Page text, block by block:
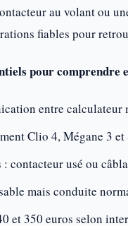
au volant ou
fiables pour
pour
entre calculateur
Clio 4, Mégane 3 et
: contacteur usé ou
mais conduite
et 350 euros selon